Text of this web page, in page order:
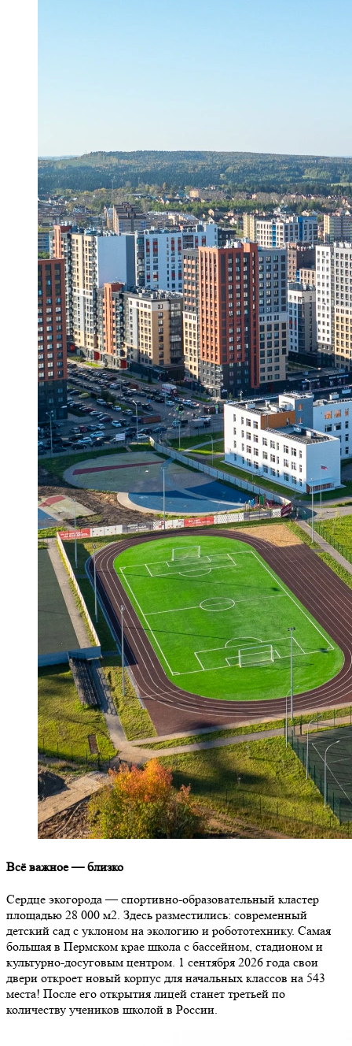
Всё важное — близко
Сердце экогорода — спортивно-образовательный кластер
площадью 28 000 м2. Здесь разместились: современный
детский сад с уклоном на экологию и робототехнику. Самая
большая в Пермском крае школа с бассейном, стадионом и
культурно-досуговым центром. 1 сентября 2026 года свои
двери откроет новый корпус для начальных классов на 543
места! После его открытия лицей станет третьей по
количеству учеников школой в России.